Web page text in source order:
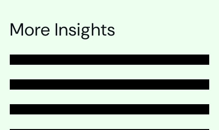
More Insights
Uitvouwen
Out-of-Home-reclame
Uitvouwen
PAGINA
Out-of-Home-reclame
PAGINA
Out-of-Home-reclame